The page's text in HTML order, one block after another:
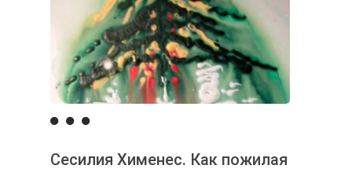
Сесилия Хименес. Как пожилая